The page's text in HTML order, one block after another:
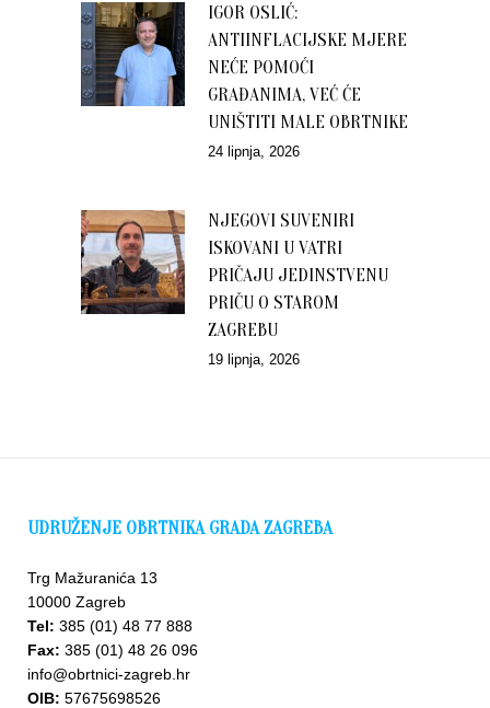
IGOR OSLIĆ:
ANTIINFLACIJSKE MJERE
NEĆE POMOĆI
GRAĐANIMA, VEĆ ĆE
UNIŠTITI MALE OBRTNIKE
24 lipnja, 2026
NJEGOVI SUVENIRI
ISKOVANI U VATRI
PRIČAJU JEDINSTVENU
PRIČU O STAROM
ZAGREBU
19 lipnja, 2026
UDRUŽENJE OBRTNIKA GRADA ZAGREBA
Trg Mažuranića 13
10000 Zagreb
Tel: 385 (01) 48 77 888
Fax: 385 (01) 48 26 096
info@obrtnici-zagreb.hr
OIB: 57675698526